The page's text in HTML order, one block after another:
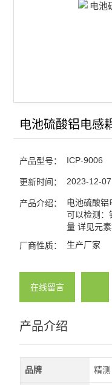
电池硫酸铝电感
产品型号： ICP-9006
更新时间： 2023-12-07
产品介绍：
电池硫酸铝
可以检测：
量 详见元
厂商性质： 生产厂家
在线留言
产品介绍
品牌 精测